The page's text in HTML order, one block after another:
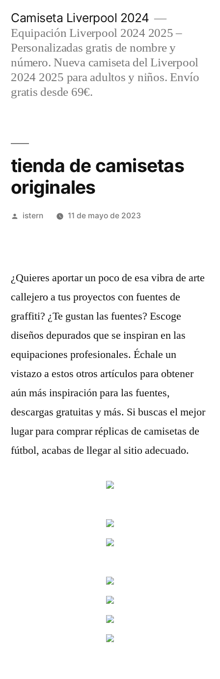
contenido
Camiseta Liverpool 2024
Equipación Liverpool 2024 2025 –
Personalizadas gratis de nombre y
número. Nueva camiseta del Liverpool
2024 2025 para adultos y niños. Envío
gratis desde 69€.
tienda de camisetas
originales
Publicado
istern 11 de mayo de 2023
¿Quieres aportar un poco de esa vibra de arte
callejero a tus proyectos con fuentes de
graffiti? ¿Te gustan las fuentes? Escoge
diseños depurados que se inspiran en las
equipaciones profesionales. Échale un
vistazo a estos otros artículos para obtener
aún más inspiración para las fuentes,
descargas gratuitas y más. Si buscas el mejor
lugar para comprar réplicas de camisetas de
fútbol, acabas de llegar al sitio adecuado.